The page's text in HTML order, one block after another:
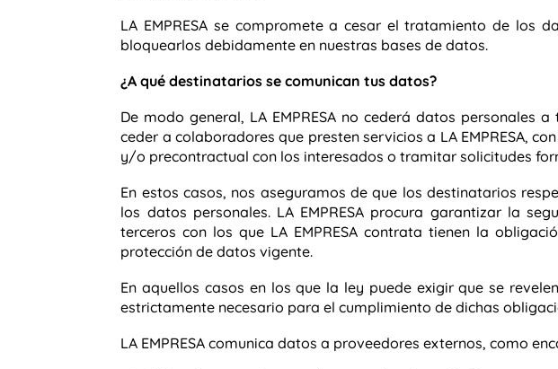
LA EMPRESA se compromete a cesar el tratamiento de los
bloquearlos debidamente en nuestras bases de datos.
¿A qué destinatarios se comunican tus datos?
De modo general, LA EMPRESA no cederá datos personales
ceder a colaboradores que presten servicios a LA EMPRESA,
y/o precontractual con los interesados o tramitar solicitudes
En estos casos, nos aseguramos de que los destinatarios
los datos personales. LA EMPRESA procura garantizar la
terceros con los que LA EMPRESA contrata tienen la
protección de datos vigente.
En aquellos casos en los que la ley puede exigir que se
estrictamente necesario para el cumplimiento de dichas
LA EMPRESAcomunica datos a proveedores externos, como